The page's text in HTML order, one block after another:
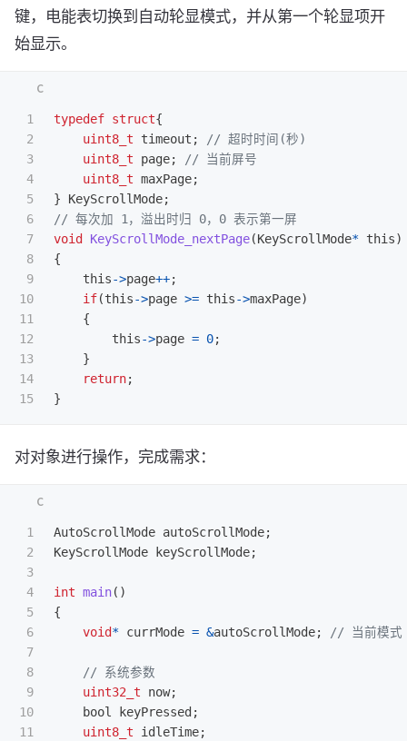
键，电能表切换到自动轮显模式，并从第一个轮显项开
始显示。
1
2
3
4
5
6
7
8
9
10
11
12
13
14
typedef struct{
uint8_t
timeout ;
// 超时时间(秒)
uint8_t
page;
// 当前屏号
uint8_t maxPage;
}
KeyScrollMode;
// 每次加 1，溢出时归 0，0 表示第一屏
void
KeyScrollMode_nextPage(KeyScrollMode* this)
{
this->page++;
if(this->page >= this->maxPage)
{
this->page = 0;
}
return;
}
对对象进行操作，完成需求：
1
2
3
4
5
6
7
8
9
10
11
AutoScrollMode autoScrollMode;
KeyScrollMode
keyScrollMode;
int main()
{
void* currMode = &autoScrollMode; // 当前模式
// 系统参数
uint32_t
now;
bool
keyPressed ;
uint8_t
idleTime;